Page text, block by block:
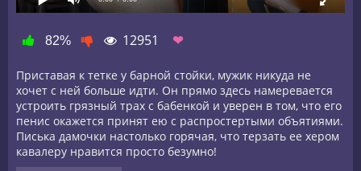
82% 12951 ❤
Приставая к тетке у барной стойки, мужик никуда не
хочет с ней больше идти. Он прямо здесь намеревается
устроить грязный трах с бабенкой и уверен в том, что его
пенис окажется принят ею с распростертыми объятиями.
Писька дамочки настолько горячая, что терзать ее хером
кавалеру нравится просто безумно!